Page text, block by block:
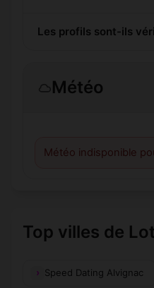
Les profils sont-ils
Météo
Météo indisponible
Top villes de Lot
Speed Dating Alvignac